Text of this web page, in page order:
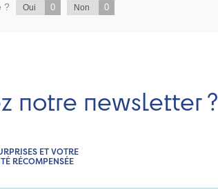
? Oui 0 Non 0
notre newsletter ?
ET VOTRE
RÉCOMPENSÉE